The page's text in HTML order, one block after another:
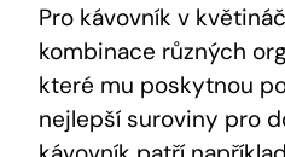
Pro kávovník v
kombinace různých
které mu poskytnou
nejlepší suroviny pro